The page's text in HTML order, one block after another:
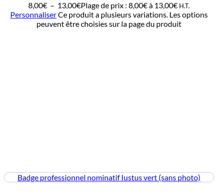
8,00€ – 13,00€Plage de prix : 8,00€ à 13,00€ H.T.
PersonnaliserCe produit a plusieurs variations. Les options
peuvent être choisies sur la page du produit
Badge professionnel nominatif Iustus vert (sans photo)